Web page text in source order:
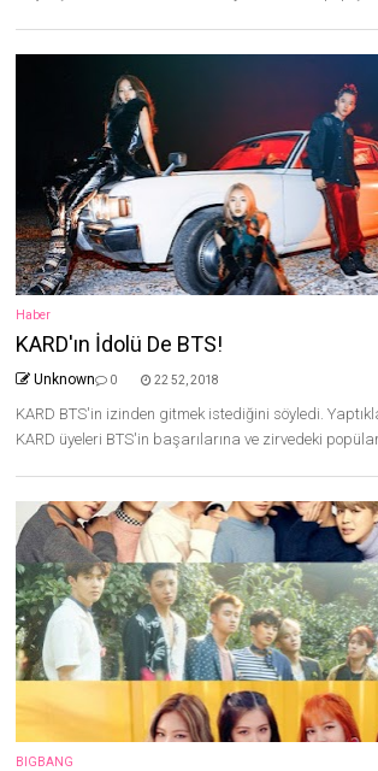
Haber
KARD'ın İdolü De BTS!
Unknown 0 22 52, 2018
KARD BTS'in izinden gitmek istediğini söyledi.
KARD üyeleri BTS'in başarılarına ve zirvedeki
BIGBANG